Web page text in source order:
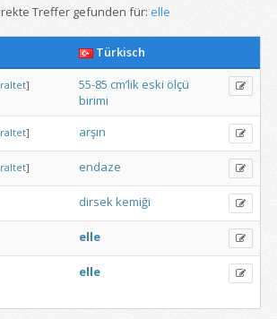
Treffer gefunden für: elle
Türkisch
] 55-85 cm’lik eski ölçü
birimi
] arşın
] endaze
dirsekkemiği
elle
elle